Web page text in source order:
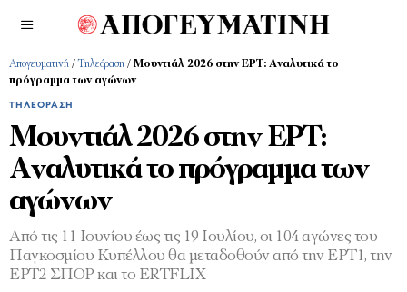
Απογευματινή /Τηλεόραση / Μουντιάλ 2026 στην ΕΡΤ: Αναλυτικά το
πρόγραμμα των αγώνων
ΤΗΛΕΌΡΑΣΗ
Μουντιάλ 2026 στην ΕΡΤ:
Αναλυτικά το πρόγραμμα των
αγώνων
Από τις 11 Ιουνίου έως τις 19 Ιουλίου, οι 104 αγώνες του
Παγκοσμίου Κυπέλλου θα μεταδοθούν από την ΕΡΤ1, την
ΕΡΤ2 ΣΠΟΡ και το ERTFLIX